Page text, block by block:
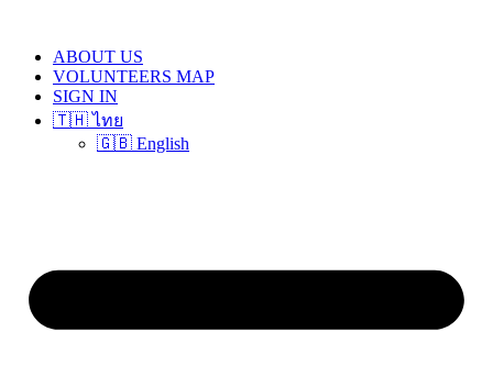
ABOUT US
VOLUNTEERS MAP
SIGN IN
🇹🇭 ไทย
🇬🇧 English